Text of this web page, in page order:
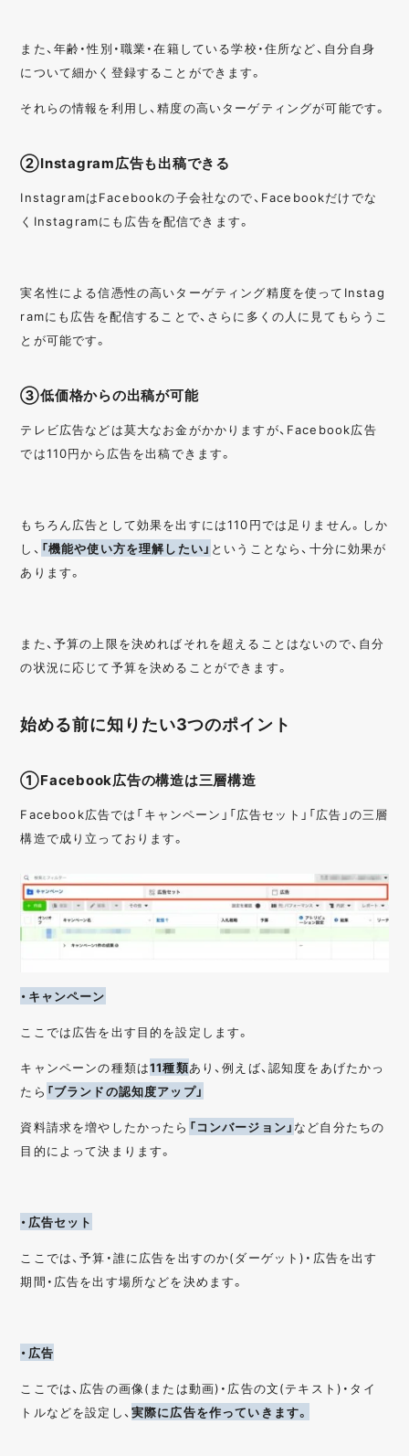
また、年齢・性別・職業・在籍している学校・住所など、自分自身
について細かく登録することができます。
それらの情報を利用し、精度の高いターゲティングが可能です。
②Instagram広告も出稿できる
InstagramはFacebookの子会社なので、Facebookだけでな
くInstagramにも広告を配信できます。
実名性による信憑性の高いターゲティング精度を使ってInstag
ramにも広告を配信することで、さらに多くの人に見てもらうこ
とが可能です。
③低価格からの出稿が可能
テレビ広告などは莫大なお金がかかりますが、Facebook広告
では110円から広告を出稿できます。
もちろん広告として効果を出すには110円では足りません。しか
し、 「機能や使い方を理解したい」 ということなら、十分に効果が
あります。
また、予算の上限を決めればそれを超えることはないので、自分
の状況に応じて予算を決めることができます。
始める前に知りたい3つのポイント
①Facebook広告の構造は三層構造
Facebook広告では「キャンペーン」「広告セット」「広告」の三層
構造で成り立っております。
・キャンペーン
ここでは広告を出す目的を設定します。
キャンペーンの種類は11種類あり、例えば、認知度をあげたかっ
たら 「ブランドの認知度アップ」
資料請求を増やしたかったら 「コンバージョン」 など自分たちの
目的によって決まります。
・広告セット
ここでは、予算・誰に広告を出すのか(ダーゲット)・広告を出す
期間・広告を出す場所などを決めます。
・広告
ここでは、広告の画像(または動画)・広告の文(テキスト)・タイ
トルなどを設定し、実際に広告を作っていきます。